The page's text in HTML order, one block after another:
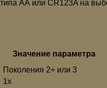
АА или CR123A на
Значение параметра
Поколения 2+ или 3
1х